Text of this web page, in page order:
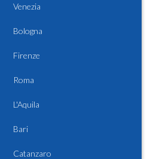
Venezia
Bologna
Firenze
Roma
L'Aquila
Bari
Catanzaro